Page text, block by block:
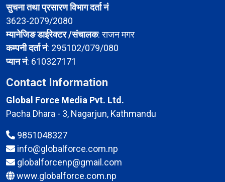
सुचना तथा प्रसारण विभाग दर्ता नं
3623-2079/2080
म्यानेजिङ डाईरेक्टर /संचालक: राजन मगर
कम्पनी दर्ता नं: 295102/079/080
प्यान नं: 610327171
Contact Information
Global Force Media Pvt. Ltd.
Pacha Dhara - 3, Nagarjun, Kathmandu
9851048327
info@globalforce.com.np
globalforcenp@gmail.com
www.globalforce.com.np